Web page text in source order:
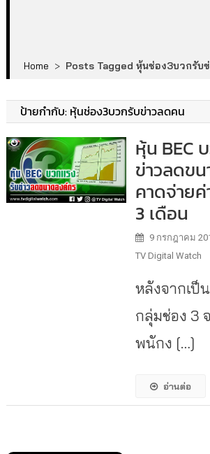
Home > Posts Tagged หุ้นช่อง3บวกรับ
ป้ายกำกับ: หุ้นช่อง3บวกรับข่าวลดคน
หุ้น BEC
ข่าวลดข
คาดจ่าย
3 เดือน
9 กรกฎาคม
TV Digital Watch
หลังจากเป็
กลุ่มช่อง 3
พนักง […]
อ่านต่อ